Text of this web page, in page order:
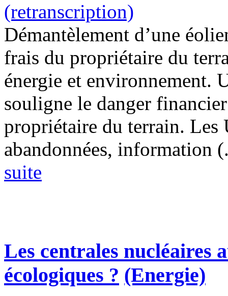
(retranscription)
Démantèlement d’une
frais du propriétaire du
énergie et environnement.
souligne le danger
propriétaire du terrain. Les
abandonnées, information
suite
Les centrales nucléaires
écologiques ? (Energie)